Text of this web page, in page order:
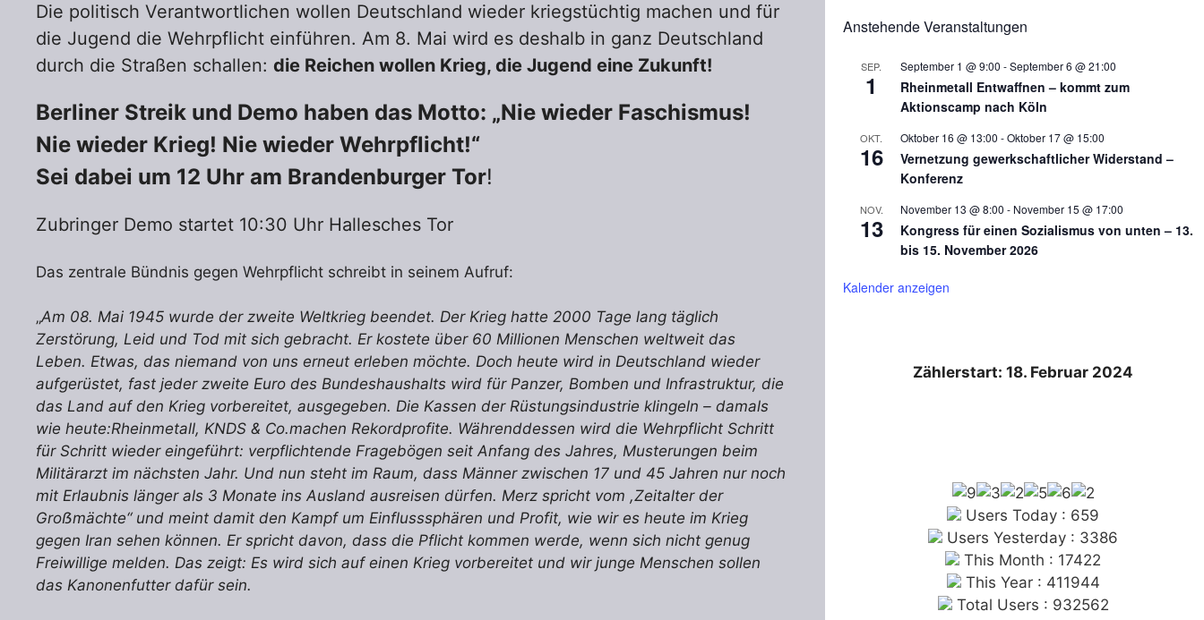
Die politisch Verantwortlichen wollen Deutschland wieder kriegstüchtig machen und für
die Jugend die Wehrpflicht einführen. Am 8. Mai wird es deshalb in ganz Deutschland
durch die Straßen schallen: die Reichen wollen Krieg, die Jugend eine Zukunft!
Berliner Streik und Demo haben das Motto: „Nie wieder Faschismus!
Nie wieder Krieg! Nie wieder Wehrpflicht!“
Sei dabei um 12 Uhr am Brandenburger Tor!
Zubringer Demo startet 10:30 Uhr Hallesches Tor
Das zentrale Bündnis gegen Wehrpflicht schreibt in seinem Aufruf:
„Am 08. Mai 1945 wurde der zweite Weltkrieg beendet. Der Krieg hatte 2000 Tage lang täglich
Zerstörung, Leid und Tod mit sich gebracht. Er kostete über 60 Millionen Menschen weltweit das
Leben. Etwas, das niemand von uns erneut erleben möchte. Doch heute wird in Deutschland wieder
aufgerüstet, fast jeder zweite Euro des Bundeshaushalts wird für Panzer, Bomben und Infrastruktur, die
das Land auf den Krieg vorbereitet, ausgegeben. Die Kassen der Rüstungsindustrie klingeln – damals
wie heute:Rheinmetall, KNDS & Co.machen Rekordprofite. Währenddessen wird die Wehrpflicht Schritt
für Schritt wieder eingeführt: verpflichtende Fragebögen seit Anfang des Jahres, Musterungen beim
Militärarzt im nächsten Jahr. Und nun steht im Raum, dass Männer zwischen 17 und 45 Jahren nur noch
mit Erlaubnis länger als 3 Monate ins Ausland ausreisen dürfen. Merz spricht vom ,Zeitalter der
Groẞmächte“ und meint damit den Kampf um Einflusssphären und Profit, wie wir es heute im Krieg
gegen Iran sehen können. Er spricht davon, dass die Pflicht kommen werde, wenn sich nicht genug
Freiwillige melden. Das zeigt: Es wird sich auf einen Krieg vorbereitet und wir junge Menschen sollen
das Kanonenfutter dafür sein.
Anstehende Veranstaltungen
SEP.
1
September 1 @ 9:00 -September 6 @ 21:00
Rheinmetall Entwaffnen – kommt zum
Aktionscamp nach Köln
OKT.
16
Oktober 16 @ 13:00 -Oktober 17 @ 15:00
Vernetzung gewerkschaftlicher Widerstand –
Konferenz
NOV.
13
November 13 @ 8:00 - November 15 @ 17:00
Kongress für einen Sozialismus von unten – 13.
bis 15. November 2026
Kalender anzeigen
Zählerstart: 18. Februar 2024
Users Today : 659
Users Yesterday : 3386
This Month : 17422
This Year : 411944
Total Users : 932562